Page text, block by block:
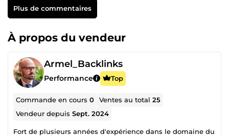
Plus de commentaires
À propos du vendeur
Armel_Backlinks
Performance Top
Commande en cours0 Ventes au total25
Vendeur depuisSept. 2024
Fort de plusieurs années d'expérience dans le domaine du